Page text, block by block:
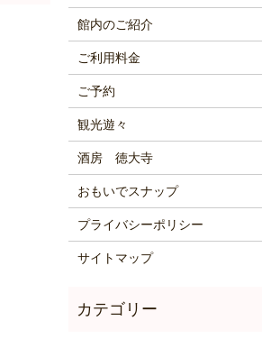
館内のご紹介
ご利用料金
ご予約
観光遊々
酒房 徳大寺
おもいでスナップ
プライバシーポリシー
サイトマップ